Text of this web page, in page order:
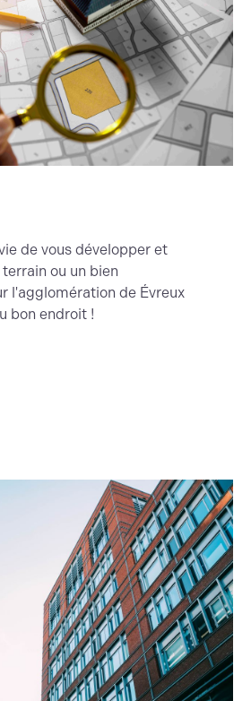
de vous développer et
ou un bien
l'agglomération de Évreux
bon endroit !